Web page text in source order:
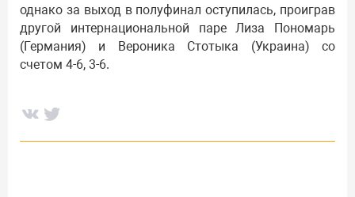
однако за выход в полуфинал оступилась, проиграв
другой интернациональной паре Лиза Пономарь
(Германия) и Вероника Стотыка (Украина) со
счетом 4-6, 3-6.